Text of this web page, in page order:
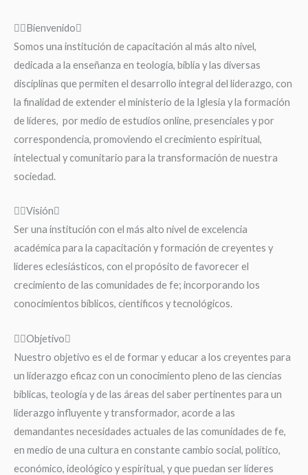
Bienvenido
Somos una institución de capacitación al más alto nivel,
dedicada a la enseñanza en teología, biblia y las diversas
disciplinas que permiten el desarrollo integral del liderazgo, con
la finalidad de extender el ministerio de la Iglesia y la formación
de líderes, por medio de estudios online, presenciales y por
correspondencia, promoviendo el crecimiento espiritual,
intelectual y comunitario para la transformación de nuestra
sociedad.
Visión
Ser una institución con el más alto nivel de excelencia
académica para la capacitación y formación de creyentes y
líderes eclesiásticos, con el propósito de favorecer el
crecimiento de las comunidades de fe; incorporando los
conocimientos bíblicos, científicos y tecnológicos.
Objetivo
Nuestro objetivo es el de formar y educar a los creyentes para
un liderazgo eficaz con un conocimiento pleno de las ciencias
bíblicas, teología y de las áreas del saber pertinentes para un
liderazgo influyente y transformador, acorde a las
demandantes necesidades actuales de las comunidades de fe,
en medio de una cultura en constante cambio social, político,
económico, ideológico y espiritual, y que puedan ser líderes